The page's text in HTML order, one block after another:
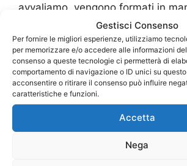
Gestisci Consenso
Per fornire le migliori esperienze, utilizziamo
per memorizzare e/o accedere alle informazioni
consenso a queste tecnologie ci permetterà di
comportamento di navigazione o ID unici su
acconsentire o ritirare il consenso può influire
caratteristiche e funzioni.
Accetta
Nega
avvaliamo, vengono formati in
in modo tale da essere in grado di
compiere ogni tipologia
garantendo sempre il massimo
formazione sul personale
uomini di essere sempre
d’intervento più veloci ed efficaci e
della tecnologia più recente nelle
critiche, come ad esempio le
operazioni di video ispezione,